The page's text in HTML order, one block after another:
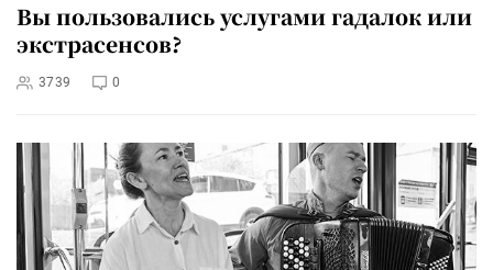
Вы пользовались услугами гадалок или
экстрасенсов?
3739 0